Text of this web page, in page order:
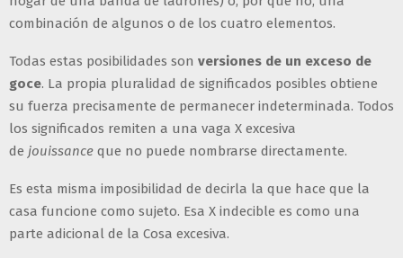
combinación de algunos o de los cuatro elementos.
Todas estas posibilidades son versiones de un exceso de
goce. La propia pluralidad de significados posibles obtiene
su fuerza precisamente de permanecer indeterminada. Todos
los significados remiten a una vaga X excesiva
de jouissance que no puede nombrarse directamente.
Es esta misma imposibilidad de decirla la que hace que la
casa funcione como sujeto. Esa X indecible es como una
parte adicional de la Cosa excesiva.